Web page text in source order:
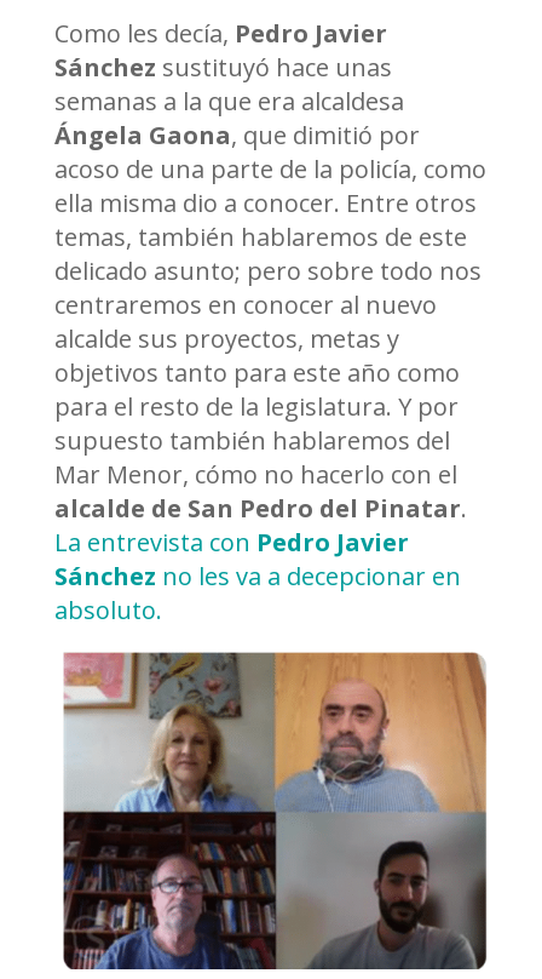
Como les decía, Pedro Javier
Sánchez sustituyó hace unas
semanas a la que era alcaldesa
Ángela Gaona, que dimitió por
acoso de una parte de la policía, como
ella misma dio a conocer. Entre otros
temas, también hablaremos de este
delicado asunto; pero sobre todo nos
centraremos en conocer al nuevo
alcalde sus proyectos, metas y
objetivos tanto para este año como
para el resto de la legislatura. Y por
supuesto también hablaremos del
Mar Menor, cómo no hacerlo con el
alcalde de San Pedro del Pinatar.
La entrevista con Pedro Javier
Sánchez no les va a decepcionar en
absoluto.